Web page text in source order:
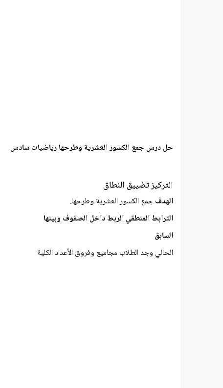
حل درس جمع الكسور العشرية وطرحها رياضيات سادس
التركيز تضييق النطاق
الهدفجمع الكسور العشرية وطرحها.
الترابط المنطقي الربط داخل الصفوف وبينها
السابق
الحالي وجد الطلاب مجاميع وفروق الأعداد الكلية